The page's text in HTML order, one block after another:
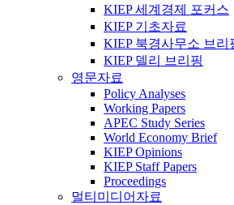
KIEP 세계경제 포커스
KIEP 기초자료
KIEP 북경사무소 브리
KIEP 델리 브리핑
영문자료
Policy Analyses
Working Papers
APEC Study Series
World Economy Brief
KIEP Opinions
KIEP Staff Papers
Proceedings
멀티미디어자료